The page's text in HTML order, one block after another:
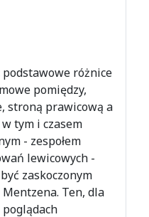
podstawowe różnice
pomiędzy,
stroną prawicową a
w tym i czasem
- zespołem
lewicowych -
zaskoczonym
Ten, dla